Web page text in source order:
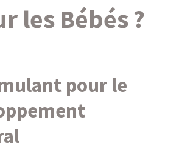
les Bébés ?
pour le